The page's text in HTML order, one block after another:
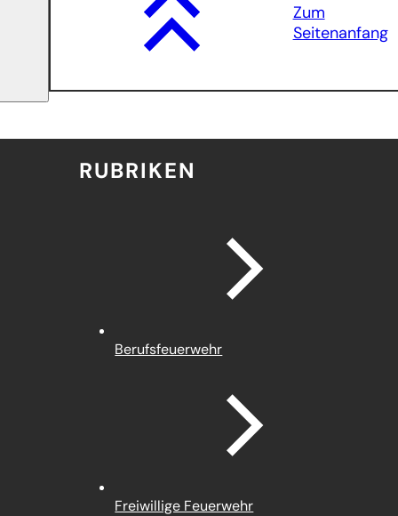
Zum
Seitenanfang
RUBRIKEN
Berufsfeuerwehr
Freiwillige Feuerwehr